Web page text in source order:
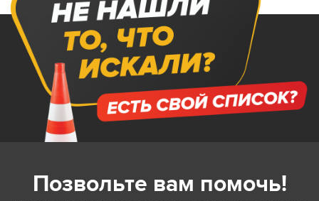
Позвольте вам помочь!